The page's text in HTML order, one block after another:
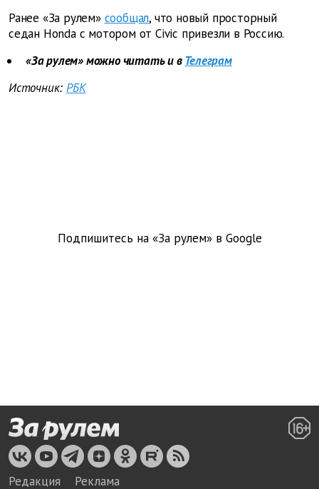
Ранее «За рулем» сообщал, что новый просторный
седан Honda с мотором от Civic привезли в Россию.
«За рулем» можно читать и вТелеграм
Источник: РБК
Подпишитесь на «За рулем» в Google
Редакция Реклама